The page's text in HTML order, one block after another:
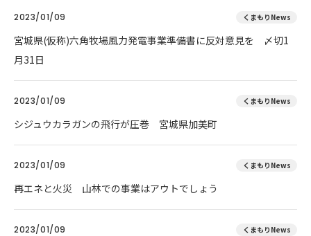
2023/01/09 くまもりNews
宮城県(仮称)六角牧場風力発電事業準備書に反対意見を 〆切1
月31日
2023/01/09 くまもりNews
シジュウカラガンの飛行が圧巻 宮城県加美町
2023/01/09 くまもりNews
再エネと火災 山林での事業はアウトでしょう
2023/01/09 くまもりNews